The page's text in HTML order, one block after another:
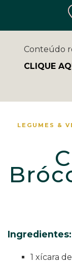
Conteúdo
CLIQUE
LEGUMES &
Ingredientes:
1 xícara